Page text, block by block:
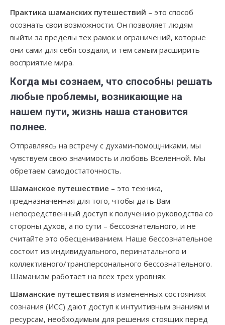
Практика шаманских путешествий – это способ
осознать свои возможности. Он позволяет людям
выйти за пределы тех рамок и ограничений, которые
они сами для себя создали, и тем самым расширить
восприятие мира.
Когда мы сознаем, что способны решать
любые проблемы, возникающие на
нашем пути, жизнь наша становится
полнее.
Отправляясь на встречу с духами-помощниками, мы
чувствуем свою значимость и любовь Вселенной. Мы
обретаем самодостаточность.
Шаманское путешествие – это техника,
предназначенная для того, чтобы дать Вам
непосредственный доступ к получению руководства со
стороны духов, а по сути – бессознательного, и не
считайте это обесцениванием. Наше бессознательное
состоит из индивидуального, перинатального и
коллективного/трансперсонального бессознательного.
Шаманизм работает на всех трех уровнях.
Шаманские путешествия в измененных состояниях
сознания (ИСС) дают доступ к интуитивным знаниям и
ресурсам, необходимым для решения стоящих перед